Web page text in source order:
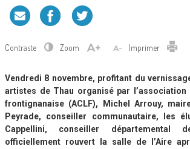
Contraste Zoom Imprimer
Vendredi 8 novembre, profitant du
artistes de Thau organisé par
frontignanaise (ACLF), Michel Arrouy,
Peyrade, conseiller communautaire, les
Cappellini, conseiller départemental
officiellement rouvert la salle de l’Aire